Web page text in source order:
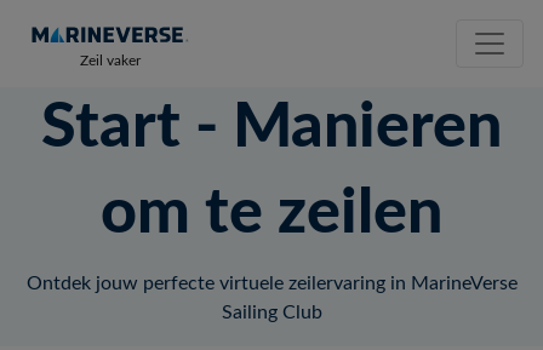
Zeil vaker
Start - Manieren
om te zeilen
Ontdek jouw perfecte virtuele zeilervaring in MarineVerse
Sailing Club